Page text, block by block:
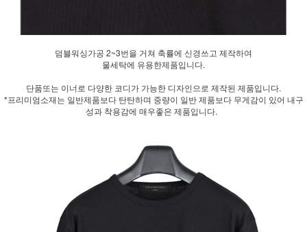
덤블워싱가공 2~3번을 거쳐 축률에 신경쓰고 제작하여
물세탁에 유용한제품입니다.
단품또는 이너로 다양한 코디가 가능한 디자인으로 제작된 제품입니다.
*프리미엄소재는 일반제품보다 탄탄하며 중량이 일반 제품보다 무게감이 있어 내구
성과 착용감에 매우좋은 제품입니다.